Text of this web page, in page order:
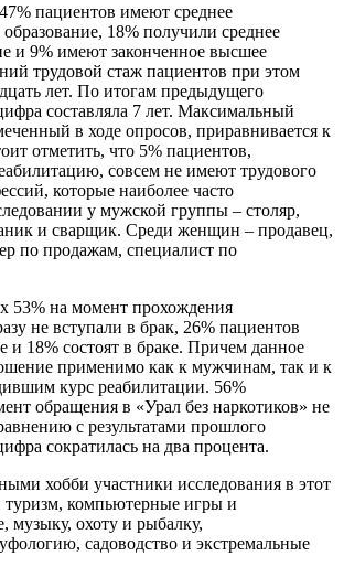
пациентов имеют среднее
18% получили среднее
и 9% имеют законченное высшее
трудовой стаж пациентов при этом
лет. По итогам предыдущего
составляла 7 лет. Максимальный
в ходе опросов, приравнивается к
отметить, что 5% пациентов,
совсем не имеют трудового
которые наиболее часто
у мужской группы – столяр,
и сварщик. Среди женщин – продавец,
по продажам, специалист по
53% на момент прохождения
не вступали в брак, 26% пациентов
и 18% состоят в браке. Причем данное
применимо как к мужчинам, так и к
курс реабилитации. 56%
обращения в «Урал без наркотиков» не
с результатами прошлого
сократилась на два процента.
хобби участники исследования в этот
туризм, компьютерные игры и
музыку, охоту и рыбалку,
садоводство и экстремальные